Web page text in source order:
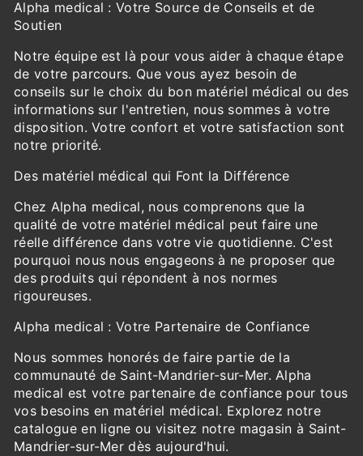
Alpha medical : Votre Source de Conseils et de
Soutien
Notre équipe est là pour vous aider à chaque étape
de votre parcours. Que vous ayez besoin de
conseils sur le choix du bon matériel médical ou des
informations sur l'entretien, nous sommes à votre
disposition. Votre confort et votre satisfaction sont
notre priorité.
Des matériel médical qui Font la Différence
Chez Alpha medical, nous comprenons que la
qualité de votre matériel médical peut faire une
réelle différence dans votre vie quotidienne. C'est
pourquoi nous nous engageons à ne proposer que
des produits qui répondent à nos normes
rigoureuses.
Alpha medical : Votre Partenaire de Confiance
Nous sommes honorés de faire partie de la
communauté de Saint-Mandrier-sur-Mer. Alpha
medical est votre partenaire de confiance pour tous
vos besoins en matériel médical. Explorez notre
catalogue en ligne ou visitez notre magasin à Saint-
Mandrier-sur-Mer dès aujourd'hui.